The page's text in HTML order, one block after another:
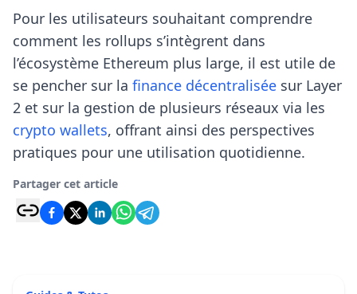
Pour les utilisateurs souhaitant comprendre
comment les rollups s’intègrent dans
l’écosystème Ethereum plus large, il est utile de
se pencher sur la finance décentralisée sur Layer
2 et sur la gestion de plusieurs réseaux via les
crypto wallets, offrant ainsi des perspectives
pratiques pour une utilisation quotidienne.
Partager cet article